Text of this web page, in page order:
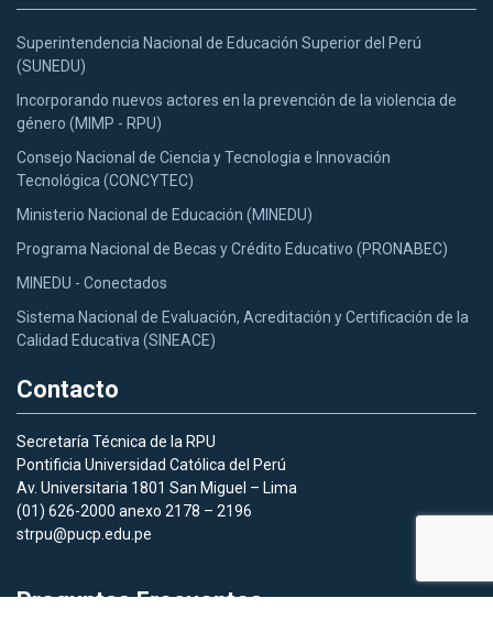
Superintendencia Nacional de Educación Superior del Perú
(SUNEDU)
Incorporando nuevos actores en la prevención de la violencia de
género (MIMP - RPU)
Consejo Nacional de Ciencia y Tecnologia e Innovación
Tecnológica (CONCYTEC)
Ministerio Nacional de Educación (MINEDU)
Programa Nacional de Becas y Crédito Educativo (PRONABEC)
MINEDU - Conectados
Sistema Nacional de Evaluación, Acreditación y Certificación de la
Calidad Educativa (SINEACE)
Contacto
Secretaría Técnica de la RPU
Pontificia Universidad Católica del Perú
Av. Universitaria 1801 San Miguel – Lima
(01) 626-2000 anexo 2178 – 2196
strpu@pucp.edu.pe
Preguntas Frecuentes